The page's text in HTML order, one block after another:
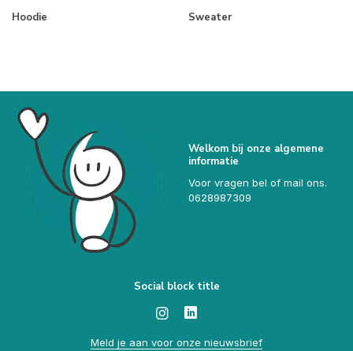
Hoodie Sweater
Welkom bij onze algemene
informatie
Voor vragen bel of mail ons.
0628987309
Social block title
Meld je aan voor onze nieuwsbrief